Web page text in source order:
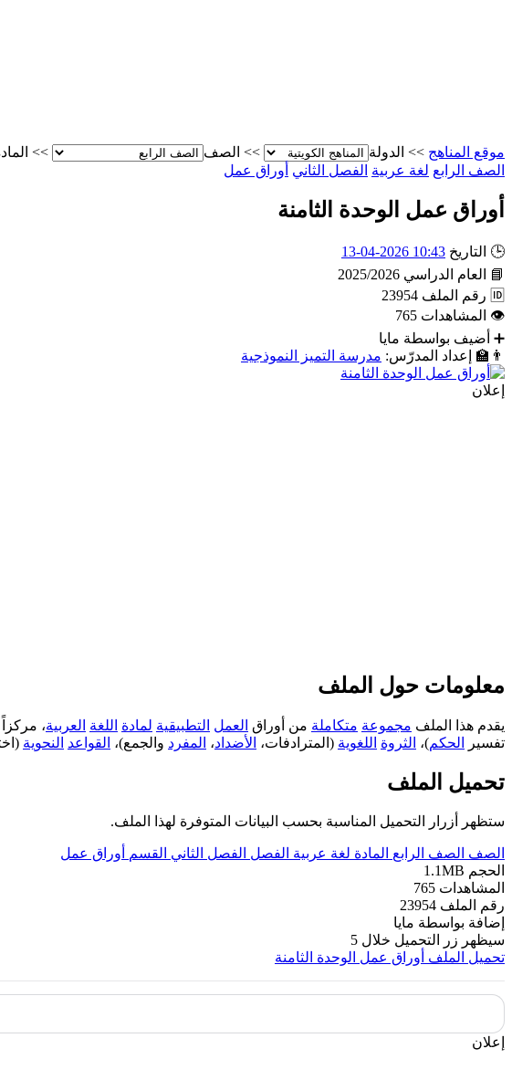
موقع المناهج >> الدولة >> الصف >>
الصف الرابع لغة عربية الفصل الثاني أوراق عمل
أوراق عمل الوحدة الثامنة
🕒 التاريخ 10:43 2026-04-13
📘
العام الدراسي 2025/2026
🆔 رقم الملف 23954
👁 المشاهدات 765
➕ أضيف بواسطة مايا
👨‍🏫
إعداد المدرّس: مدرسة التميز النموذجية
إعلان
معلومات حول الملف
يقدم هذا الملف مجموعة متكاملة من أوراق العمل التطبيقية لمادة اللغة العربية،
تفسير
الحكم)، الثروة اللغوية (المترادفات، الأضداد، المفرد والجمع)، القواعد النحوية
تحميل الملف
ستظهر أزرار التحميل المناسبة بحسب البيانات المتوفرة لهذا الملف.
الصف الصف الرابع المادة لغة عربية الفصل الفصل الثاني القسم أوراق عمل
الحجم 1.1MB
المشاهدات 765
رقم الملف 23954
إضافة بواسطة مايا
سيظهر زر التحميل خلال 5
تحميل الملف أوراق عمل الوحدة الثامنة
إعلان